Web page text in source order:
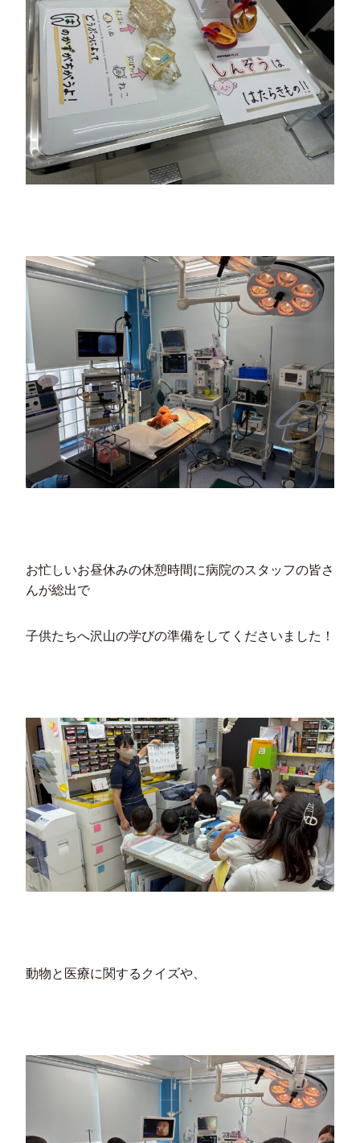
お忙しいお昼休みの休憩時間に病院のスタッフの皆さ
んが総出で
子供たちへ沢山の学びの準備をしてくださいました！
動物と医療に関するクイズや、